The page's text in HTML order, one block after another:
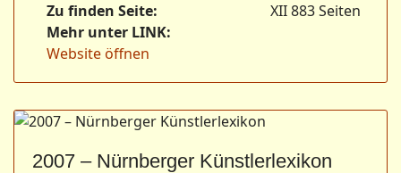
Zu finden Seite:
XII 883 Seiten
Mehr unter LINK:
Website öffnen
2007 – Nürnberger Künstlerlexikon